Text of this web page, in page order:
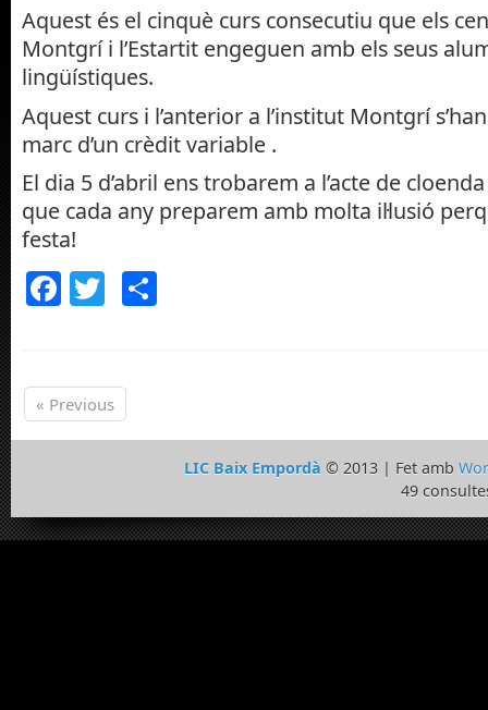
Aquest és el cinquè curs consecutiu que els
Montgrí i l’Estartit engeguen amb els seus
lingüístiques.
Aquest curs i l’anterior a l’institut Montgrí
marc d’un crèdit variable .
El dia 5 d’abril ens trobarem a l’acte de
que cada any preparem amb molta il·lusió
festa!
Facebook
Twitter
« Previous
LIC Baix Empordà © 2013 | Fet amb
49